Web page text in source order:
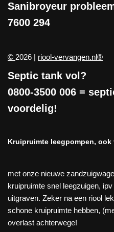
Sanibroyeur
7600 294
© 2026 | riool-vervangen.nl®
Septic tank vol?
0800-3500 006 =
voordelig!
Kruipruimte leegpompen,
met onze nieuwe
kruipruimte snel leegzuigen,
uitgraven. Zeker na een riool
schone kruipruimte hebben,
overlast achterwege!